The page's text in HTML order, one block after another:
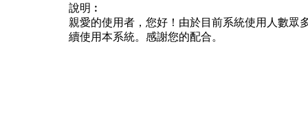
說明︰
親愛的使用者，您好！由於目前系統使用人數眾
續使用本系統。感謝您的配合。